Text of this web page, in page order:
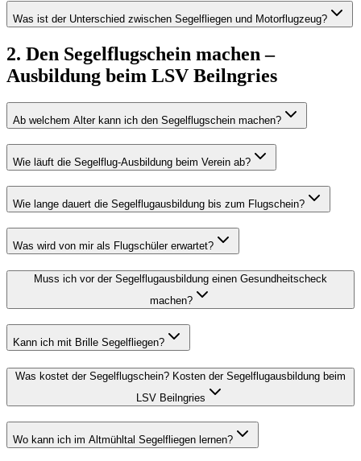
Was ist der Unterschied zwischen Segelfliegen und Motorflugzeug?
2. Den Segelflugschein machen –
Ausbildung beim LSV Beilngries
Ab welchem Alter kann ich den Segelflugschein machen?
Wie läuft die Segelflug-Ausbildung beim Verein ab?
Wie lange dauert die Segelflugausbildung bis zum Flugschein?
Was wird von mir als Flugschüler erwartet?
Muss ich vor der Segelflugausbildung einen Gesundheitscheck
machen?
Kann ich mit Brille Segelfliegen?
Was kostet der Segelflugschein? Kosten der Segelflugausbildung beim
LSV Beilngries
Wo kann ich im Altmühltal Segelfliegen lernen?